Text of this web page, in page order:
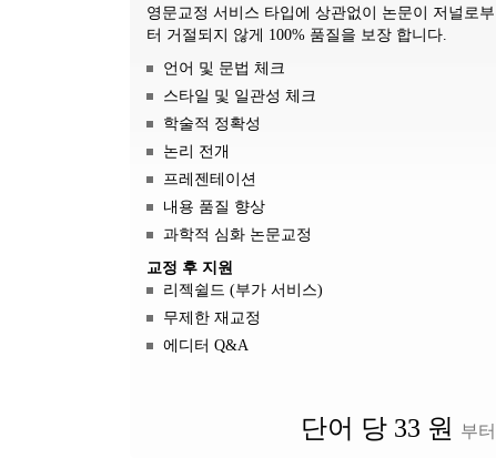
영문교정 서비스 타입에 상관없이 논문이 저널로부
터 거절되지 않게 100% 품질을 보장 합니다.
언어 및 문법 체크
스타일 및 일관성 체크
학술적 정확성
논리 전개
프레젠테이션
내용 품질 향상
과학적 심화 논문교정
교정 후 지원
리젝쉴드 (부가 서비스)
무제한 재교정
에디터 Q&A
단어 당 33 원 부터